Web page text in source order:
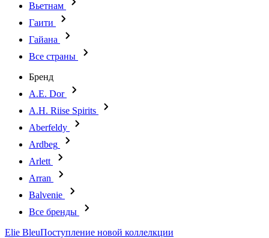
Вьетнам
Гаити
Гайана
Все страны
Бренд
A.E. Dor
A.H. Riise Spirits
Aberfeldy
Ardbeg
Arlett
Arran
Balvenie
Все бренды
Elie BleuПоступление новой коллелкции